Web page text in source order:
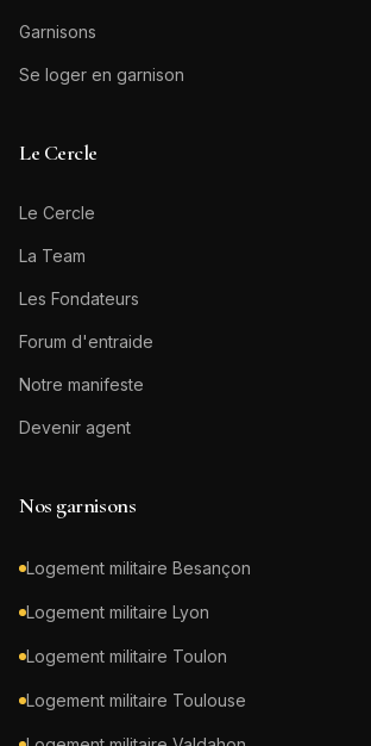
Garnisons
Se loger en garnison
Le Cercle
Le Cercle
La Team
Les Fondateurs
Forum d'entraide
Notre manifeste
Devenir agent
Nos garnisons
Logement militaire Besançon
Logement militaire Lyon
Logement militaire Toulon
Logement militaire Toulouse